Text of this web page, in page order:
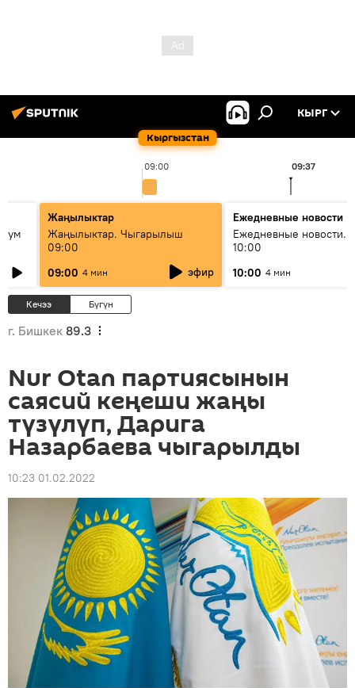
Кыргызстан
КЫРГ
09:00 09:37
Жаңылыктар
Жаңылыктар. Чыгарылыш
09:00
09:00 4 мин эфир
Ежедневные новости
Ежедневные новости.
10:00
10:00 4 мин
Кечээ Бүгүн
г. Бишкек 89.3
Nur Otan партиясынын
саясий кеңеши жаңы
түзүлүп, Дарига
Назарбаева чыгарылды
10:23 01.02.2022